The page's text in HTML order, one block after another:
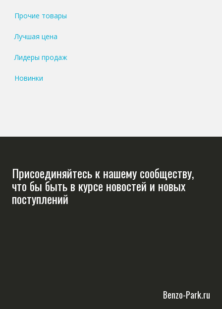
Прочие товары
Лучшая цена
Лидеры продаж
Новинки
Присоединяйтесь к нашему сообществу,
что бы быть в курсе новостей и новых
поступлений
Benzo-Park.ru